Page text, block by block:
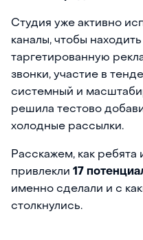
Студия уже активно
каналы, чтобы
таргетированную
звонки, участие в
системный и
решила тестово
холодные рассылки.
Расскажем, как ребята
привлекли 17
именно сделали и с
столкнулись.